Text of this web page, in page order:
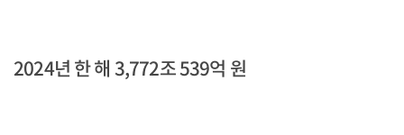
2024년 한 해 3,772조 539억 원